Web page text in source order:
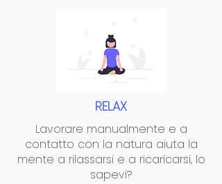
RELAX
Lavorare manualmente e a
contatto con la natura aiuta la
mente a rilassarsi e a ricaricarsi, lo
sapevi?